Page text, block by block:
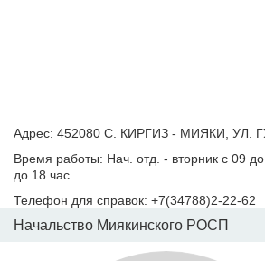
Адрес: 452080 С. КИРГИЗ - МИЯКИ, УЛ.
Время работы: Нач. отд. - вторник с 09 до
до 18 час.
Телефон для справок: +7(34788)2-22-62
Начальство Миякинского РОСП